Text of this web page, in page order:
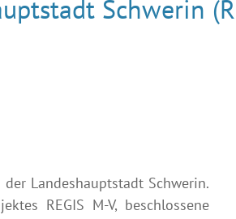
Schwerin
Landeshauptstadt Schwerin.
REGIS M-V, beschlossene